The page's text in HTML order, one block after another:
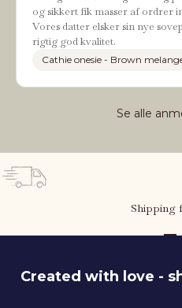
og sikkert fik masser af ordrer
Vores datter elsker sin nye
rigtig god kvalitet.
Cathie onesie - Brown
Se alle
Shipping
Created with love -